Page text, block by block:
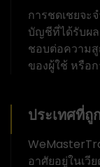
การชดเชยจะ
บัญชีที่ได้รับผ
ชอบต่อความ
ของผู้ใช้ หรือ
ประเทศที่ถู
อาศัยอยู่ในเวี